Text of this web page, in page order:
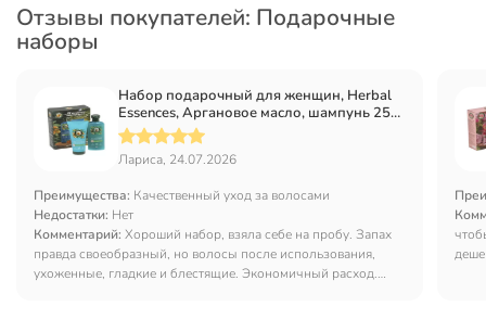
Отзывы покупателей: Подарочные
наборы
Набор подарочный для женщин, Herbal
Essences, Аргановое масло, шампунь 250
мл+бальзам 180 мл
Лариса, 24.07.2026
Преимущества: Качественный уход за волосами
Недостатки: Нет
Комментарий: Хороший набор, взяла себе на пробу. Запах
правда своеобразный, но волосы после использования,
ухоженные, гладкие и блестящие. Экономичный расход.